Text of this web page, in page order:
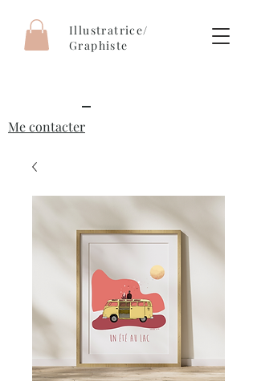
Illustratrice/
Graphiste
Me contacter